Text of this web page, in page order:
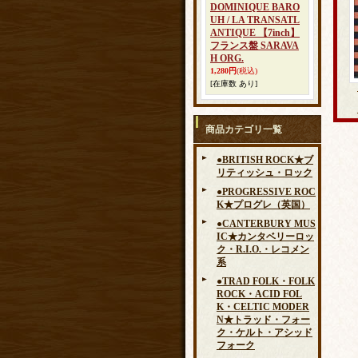
DOMINIQUE BARO
UH / LA TRANSATL
ANTIQUE 【7inch】
フランス盤 SARAVA
H ORG.
1,280円(税込)
[在庫数 あり]
商品カテゴリ一覧
●BRITISH ROCK★ブ
リティッシュ・ロック
●PROGRESSIVE ROC
K★プログレ（英国）
●CANTERBURY MUS
IC★カンタベリーロッ
ク・R.I.O.・レコメン
系
●TRAD FOLK・FOLK
ROCK・ACID FOL
K・CELTIC MODER
N★トラッド・フォー
ク・ケルト・アシッド
フォーク